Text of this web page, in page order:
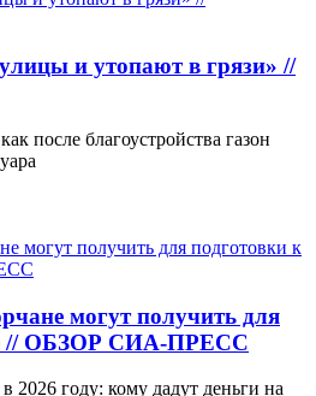
и утопают в грязи» //
после благоустройства газон
могут получить для
// ОБЗОР СИА-ПРЕСС
году: кому дадут деньги на